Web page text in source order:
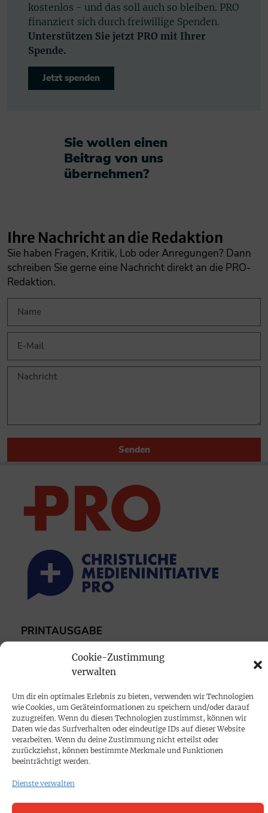
Cookie-Zustimmung
verwalten
Um dir ein optimales Erlebnis zu bieten, verwenden wir Technologien
wie Cookies, um Geräteinformationen zu speichern und/oder darauf
zuzugreifen. Wenn du diesen Technologien zustimmst, können wir
Daten wie das Surfverhalten oder eindeutige IDs auf dieser Website
verarbeiten. Wenn du deine Zustimmung nicht erteilst oder
zurückziehst, können bestimmte Merkmale und Funktionen
beeinträchtigt werden.
Dienste verwalten
kostenlos - und das soll auch so bleiben. PRO
finanziert sich durch freiwillige Spenden.
Unterstützen Sie jetzt PRO mit Ihrer
Spende.
Jetzt spenden
Sie wollen einen
Beitrag von uns
übernehmen?​
Ihre Nachricht an die Redaktion
Sie haben Fragen, Kritik, Lob oder Anregungen? Dann
schreiben Sie gerne eine Nachricht direkt an die PRO-
Redaktion.
Senden
PRINTAUSGABE
Impressum
SPENDEN
Datenschutz
KONTAKT